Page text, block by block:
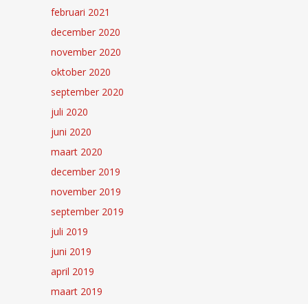
februari 2021
december 2020
november 2020
oktober 2020
september 2020
juli 2020
juni 2020
maart 2020
december 2019
november 2019
september 2019
juli 2019
juni 2019
april 2019
maart 2019